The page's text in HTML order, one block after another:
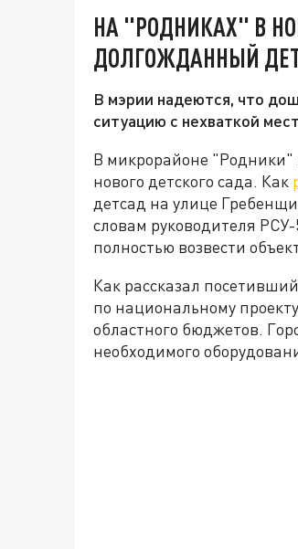
НА "РОДНИКАХ" В
ДОЛГОЖДАННЫЙ
В мэрии надеются, что
ситуацию с нехваткой
В микрорайоне "Родники"
нового детского сада. Как
детсад на улице
словам руководителя
полностью возвести
Как рассказал
по национальному
областного бюджетов.
необходимого